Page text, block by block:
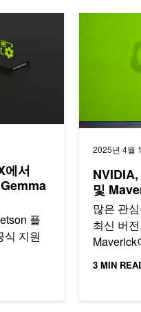
에서
플
식 지원
DeepMind의 Gemma 3n
2025년 4월
및
많은 관
최신 버
Maverick
3 MIN
NVIDIA,